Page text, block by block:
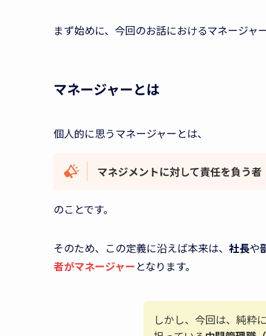
まず始めに、今回のお話におけるマネージャ
マネージャーとは
個人的に思うマネージャーとは、
マネジメントに対して責任を負う者
のことです。
そのため、この定義に沿えば本来は、 社長や
者がマネージャー となります。
しかし、今回は、純粋